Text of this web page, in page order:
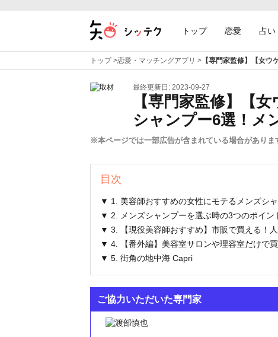
トップ 恋愛 占い
トップ>恋愛・マッチングアプリ > 【専門家監修】【女
最終更新日: 2023-09-27
【専門家監修】【
シャンプー6選！メ
※本ページでは一部広告が含まれている場合がありま
目次
▼ 1. 美容師おすすめの女性にモテるメンズシ
▼ 2. メンズシャンプーを選ぶ時の3つのポイン
▼ 3. 【現役美容師おすすめ】市販で買える！
▼ 4. 【番外編】美容室サロンや理容室だけで
▼ 5. 街角の地中海 Capri
ご協力いただいた専門家